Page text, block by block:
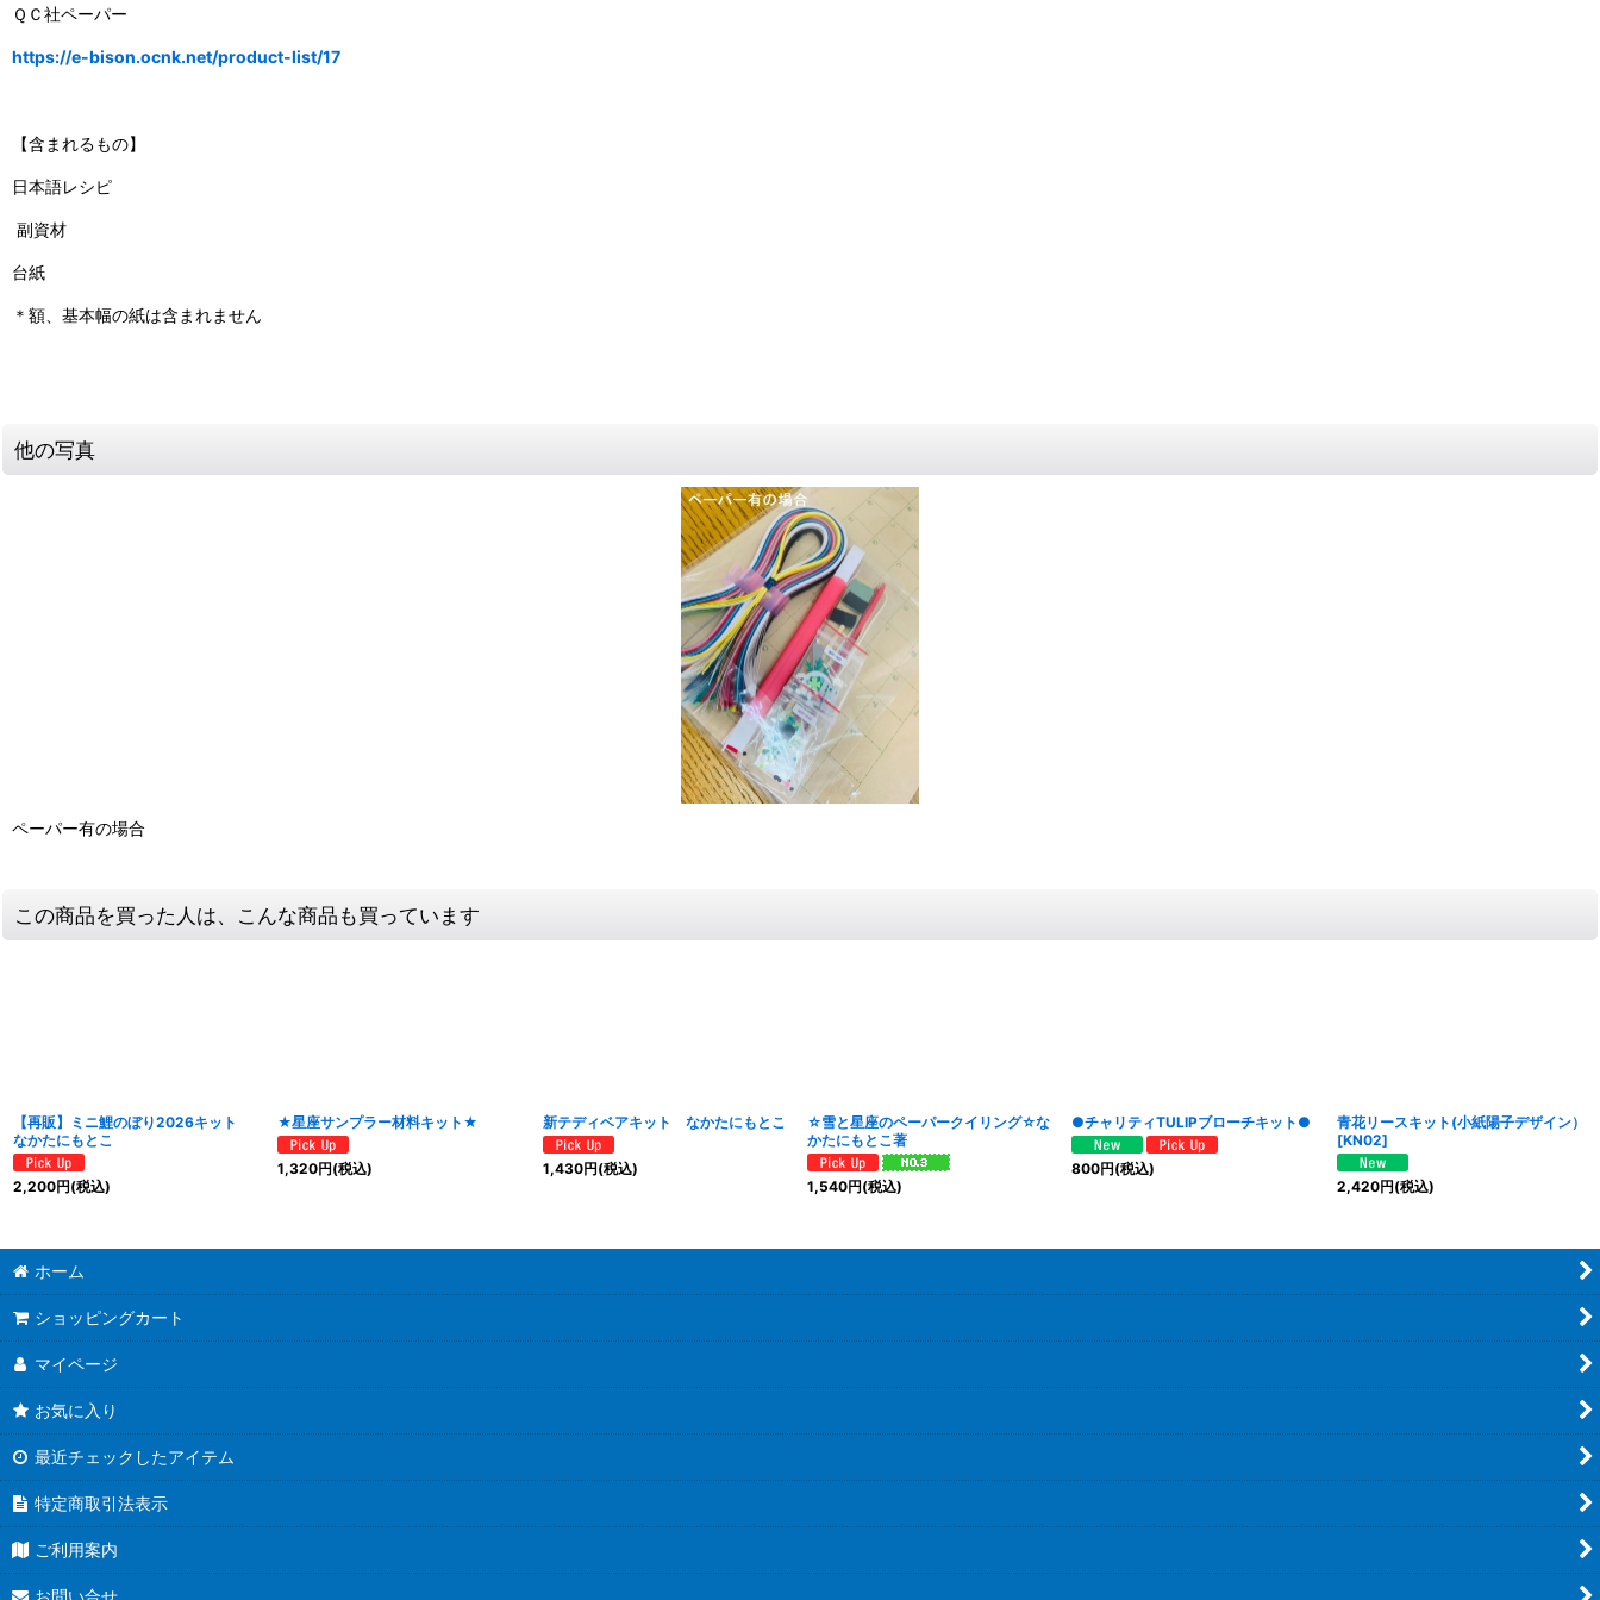
ＱＣ社ペーパー
https://e-bison.ocnk.net/product-list/17
【含まれるもの】
日本語レシピ
副資材
台紙
＊額、基本幅の紙は含まれません
他の写真
ペーパー有の場合
この商品を買った人は、こんな商品も買っています
【再販】ミニ鯉のぼり2026キット
なかたにもとこ
2,200円(税込)
★星座サンプラー材料キット★
1,320円(税込)
新テディベアキット なかたにもとこ
1,430円(税込)
☆雪と星座のペーパークイリング☆な
かたにもとこ著
1,540円(税込)
●チャリティTULIPブローチキット●
800円(税込)
青花リースキット(小紙陽子デザイン）
[KN02]
2,420円(税込)
ホーム
ショッピングカート
マイページ
お気に入り
最近チェックしたアイテム
特定商取引法表示
ご利用案内